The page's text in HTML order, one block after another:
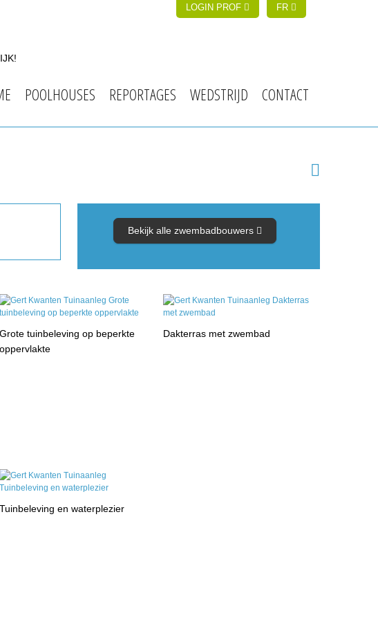
LOGIN PROF FR
POOLHOUSES REPORTAGES WEDSTRIJD CONTACT
Bekijk alle zwembadbouwers
Grote tuinbeleving op beperkte
oppervlakte
Dakterras met zwembad
Tuinbeleving en waterplezier